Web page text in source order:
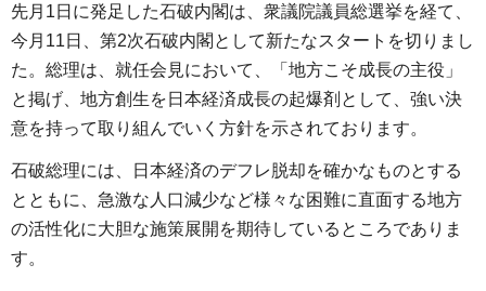
先月1日に発足した石破内閣は、衆議院議員総選挙を経て、
今月11日、第2次石破内閣として新たなスタートを切りまし
た。総理は、就任会見において、「地方こそ成長の主役」
と掲げ、地方創生を日本経済成長の起爆剤として、強い決
意を持って取り組んでいく方針を示されております。
石破総理には、日本経済のデフレ脱却を確かなものとする
とともに、急激な人口減少など様々な困難に直面する地方
の活性化に大胆な施策展開を期待しているところでありま
す。